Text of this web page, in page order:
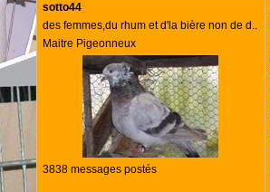
sotto44
des femmes,du rhum et d'la bière non de d..
Maitre Pigeonneux
3838 messages postés